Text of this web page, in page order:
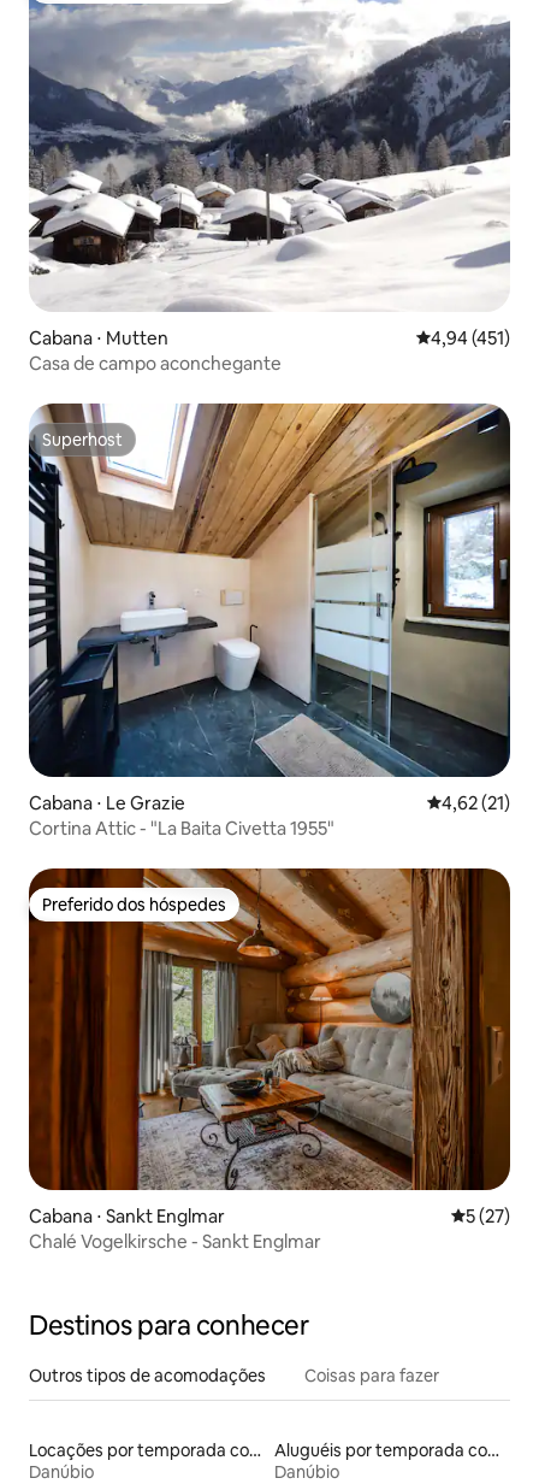
Cabana ⋅ Mutten 4,94 de uma
4,94 (451)
Casa de campo aconchegante
Superhost
Superhost
Cabana ⋅ Le Grazie 4,62 de uma
4,62 (21)
Cortina Attic - "La Baita Civetta 1955"
Preferido dos hóspedes
Preferido dos hóspedes
Cabana ⋅ Sankt Englmar 5 de uma
5 (27)
Chalé Vogelkirsche - Sankt Englmar
Destinos para conhecer
Outros tipos de acomodações Coisas para fazer
Locações por temporada com piscina
Danúbio
Aluguéis por temporada com vista para a praia
Danúbio